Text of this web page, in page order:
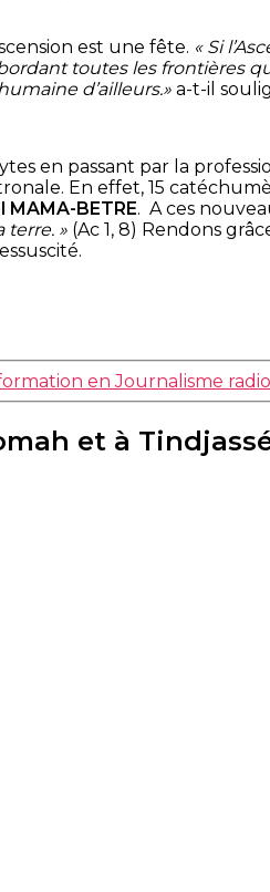
est une fête. « Si
toutes les frontières
d’ailleurs.» a-t-il
en passant par la
En effet, 15
MAMA-BETRE. A ces
terre. » (Ac 1, 8) Rendons
en Journalisme
et à